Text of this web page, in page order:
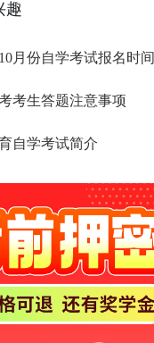
趣
月份自学考试报名时间
考生答题注意事项
自学考试简介